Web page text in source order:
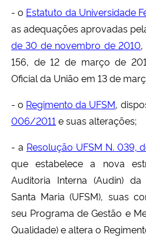
- o Estatuto da Universidade
as adequações aprovadas
de 30 de novembro de 2010
156, de 12 de março de
Oficial da União em 13 de
- o Regimento da UFSM,
006/2011 e suas alterações;
- a Resolução UFSM N. 039,
que estabelece a nova
Auditoria Interna (Audin)
Santa Maria (UFSM), suas
seu Programa de Gestão e
Qualidade) e altera o